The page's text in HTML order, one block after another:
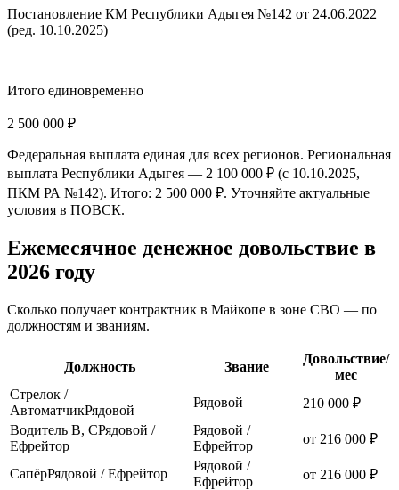
Постановление КМ Республики Адыгея №142 от 24.06.2022
(ред. 10.10.2025)
Итого единовременно
2 500 000 ₽
Федеральная выплата единая для всех регионов. Региональная
выплата Республики Адыгея — 2 100 000 ₽ (с 10.10.2025,
ПКМ РА №142). Итого: 2 500 000 ₽. Уточняйте актуальные
условия в ПОВСК.
Ежемесячное денежное довольствие в
2026 году
Сколько получает контрактник в Майкопе в зоне СВО — по
должностям и званиям.
Должность Звание
Довольствие/
мес
Стрелок /
АвтоматчикРядовой
Рядовой
210 000 ₽
Водитель В, СРядовой /
Ефрейтор
Рядовой /
Ефрейтор
от 216 000 ₽
СапёрРядовой / Ефрейтор
Рядовой /
Ефрейтор
от 216 000 ₽